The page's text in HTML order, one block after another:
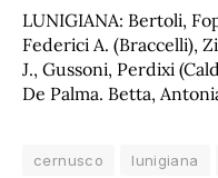
LUNIGIANA: Bertoli,
Federici A. (Braccelli),
J., Gussoni, Perdixi
De Palma. Betta,
cernusco lunigiana